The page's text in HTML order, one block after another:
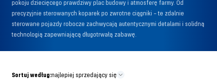
pokoju dziecięcego prawdziwy plac budowy i atmosferę farmy. Od
precyzyjnie sterowanych koparek po zwrotne ciągniki – te zdalnie
sterowane pojazdy robocze zachwycają autentycznymi detalami i solidną
technologią zapewniającą długotrwałą zabawę.
Sortuj według:najlepiej sprzedający się